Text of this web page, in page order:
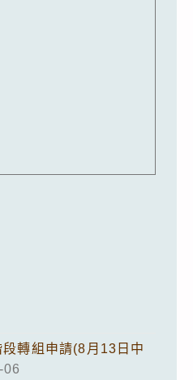
轉組申請(8月13日中
06